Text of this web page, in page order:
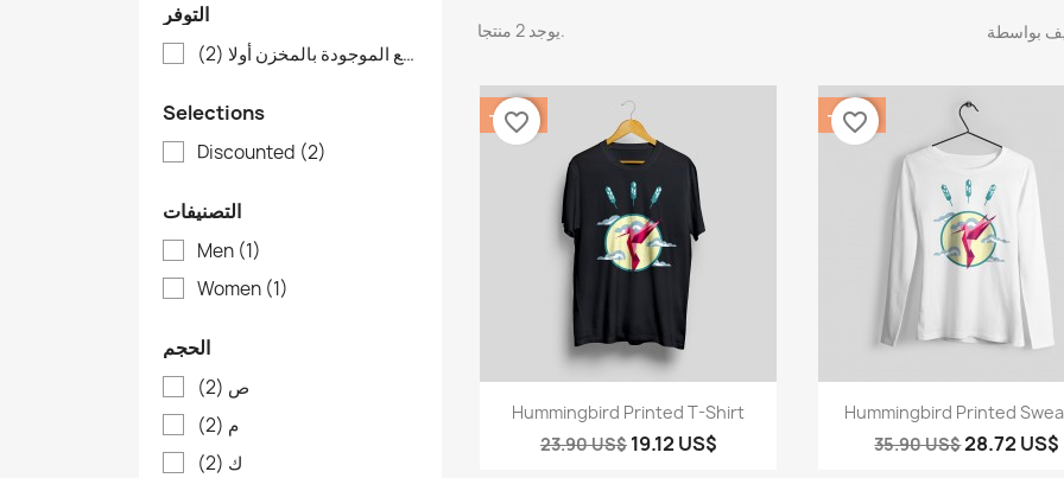
التوفر
السلع الموجودة بالمخزن أولا (2)
Selections
Discounted (2)
التصنيفات
Men (1)
Women (1)
الحجم
ص (2)
م (2)
ك (2)
يوجد 2 منتجا.
نظرة سريعة
Hummingbird Printed T-Shirt
23.90 US$ 19.12 US$
‎-20%
favorite_border
نظرة سريعة
Hummingbird Printed
35.90 US$28.72 US$
‎-20%
favorite_border